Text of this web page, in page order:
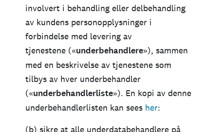
involvert i behandling eller delbehandling
av kundens personopplysninger i
forbindelse med levering av
tjenestene («underbehandlere»), sammen
med en beskrivelse av tjenestene som
tilbys av hver underbehandler
(«underbehandlerliste»). En kopi av denne
underbehandlerlisten kan sees her:
(b) sikre at alle underdatabehandlere på